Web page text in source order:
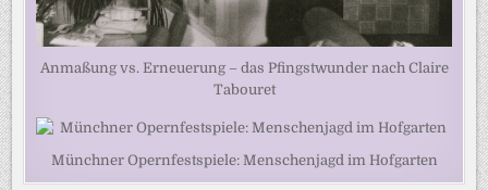
Anmaßung vs. Erneuerung – das Pfingstwunder nach Claire
Tabouret
Münchner Opernfestspiele: Menschenjagd im Hofgarten